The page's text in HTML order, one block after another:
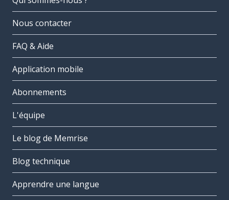
Nous contacter
FAQ & Aide
Application mobile
Abonnements
L'équipe
Le blog de Memrise
Blog technique
Apprendre une langue